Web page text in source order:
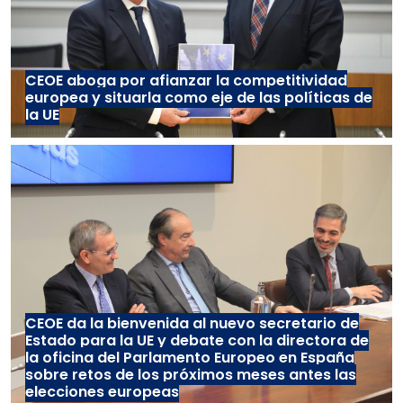
CEOE aboga por afianzar la competitividad
europea y situarla como eje de las políticas de
la UE
CEOE da la bienvenida al nuevo secretario de
Estado para la UE y debate con la directora de
la oficina del Parlamento Europeo en España
sobre retos de los próximos meses antes las
elecciones europeas